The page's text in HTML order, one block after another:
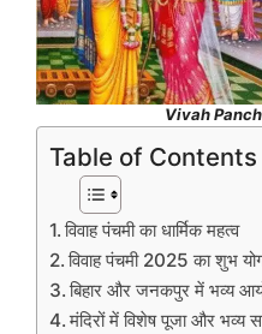
Vivah
Table of Contents
विवाह पंचमी का धार्मिक महत्व
विवाह पंचमी 2025 का शुभ
बिहार और जनकपुर में भव्य
मंदिरों में विशेष पूजा और भव्य